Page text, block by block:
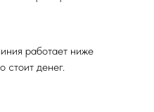
работает ниже
стоит денег.